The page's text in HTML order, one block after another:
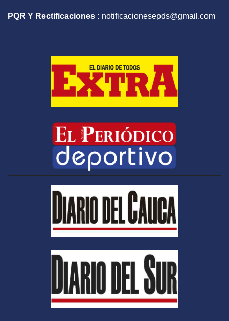
PQR Y Rectificaciones : notificacionesepds@gmail.com